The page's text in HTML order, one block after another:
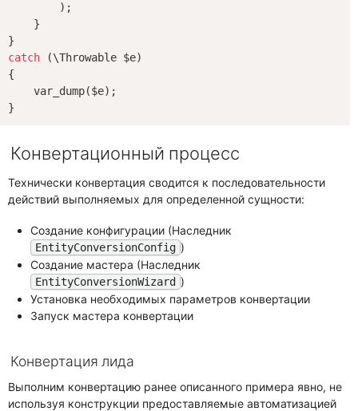
        );
    }
catch (\Throwable $e)
{
    var_dump($e);
Конвертационный процесс
Технически конвертация сводится к последовательности
действий выполняемых для определенной сущности:
Создание конфигурации (Наследник
EntityConversionConfig )
Создание мастера (Наследник
EntityConversionWizard )
Установка необходимых параметров конвертации
Запуск мастера конвертации
Конвертация лида
Выполним конвертацию ранее описанного примера явно, не
используя конструкции предоставляемые автоматизацией